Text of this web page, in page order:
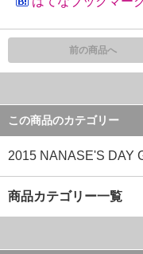
前の商品へ
この商品のカテゴリー
2015 NANASE'S DAY
商品カテゴリー一覧